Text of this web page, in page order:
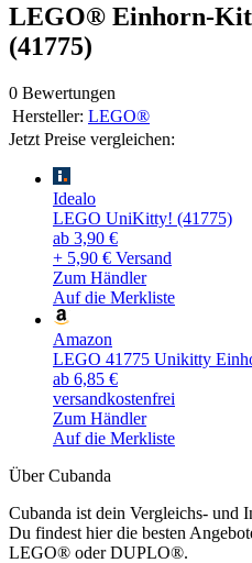
LEGO® Einhorn-
(41775)
0 Bewertungen
Hersteller: LEGO®
Jetzt Preise vergleichen:
Idealo
LEGO UniKitty! (41775)
ab 3,90 €
+ 5,90 € Versand
Zum Händler
Auf die Merkliste
Amazon
LEGO 41775 Unikitty
ab 6,85 €
versandkostenfrei
Zum Händler
Auf die Merkliste
Über Cubanda
Cubanda ist dein Vergleichs- und
Du findest hier die besten
LEGO® oder DUPLO®.